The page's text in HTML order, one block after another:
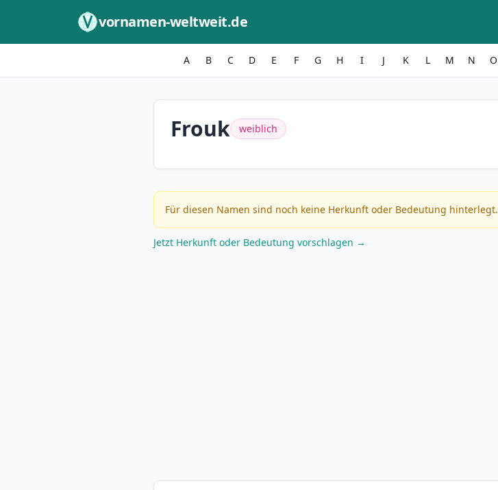
vornamen-weltweit.de
A B C D E F G H I J K L M N O
Frouk weiblich
Für diesen Namen sind noch keine Herkunft oder Bedeutung hinterlegt.
Jetzt Herkunft oder Bedeutung vorschlagen →